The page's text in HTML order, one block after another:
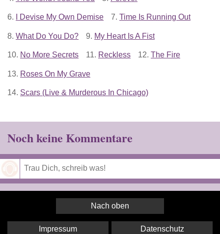
6. I Devise My Own Demise 7. Time Is Running Out
8. What Do You Do? 9. My Heart Is A Fist
10. No More Secrets 11. Reckless 12. The Fire
13. Roses On My Grave
14. Scars (Live & Murderous In Chicago)
Noch keine Kommentare
Nach oben
Impressum Datenschutz